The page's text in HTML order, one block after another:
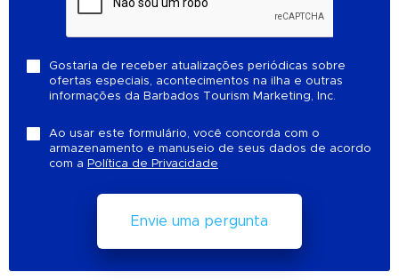
Gostaria de receber atualizações periódicas sobre
ofertas especiais, acontecimentos na ilha e outras
informações da Barbados Tourism Marketing, Inc.
Ao usar este formulário, você concorda com o
armazenamento e manuseio de seus dados de acordo
com a Política de Privacidade